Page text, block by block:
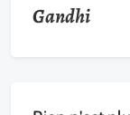
Gandhi